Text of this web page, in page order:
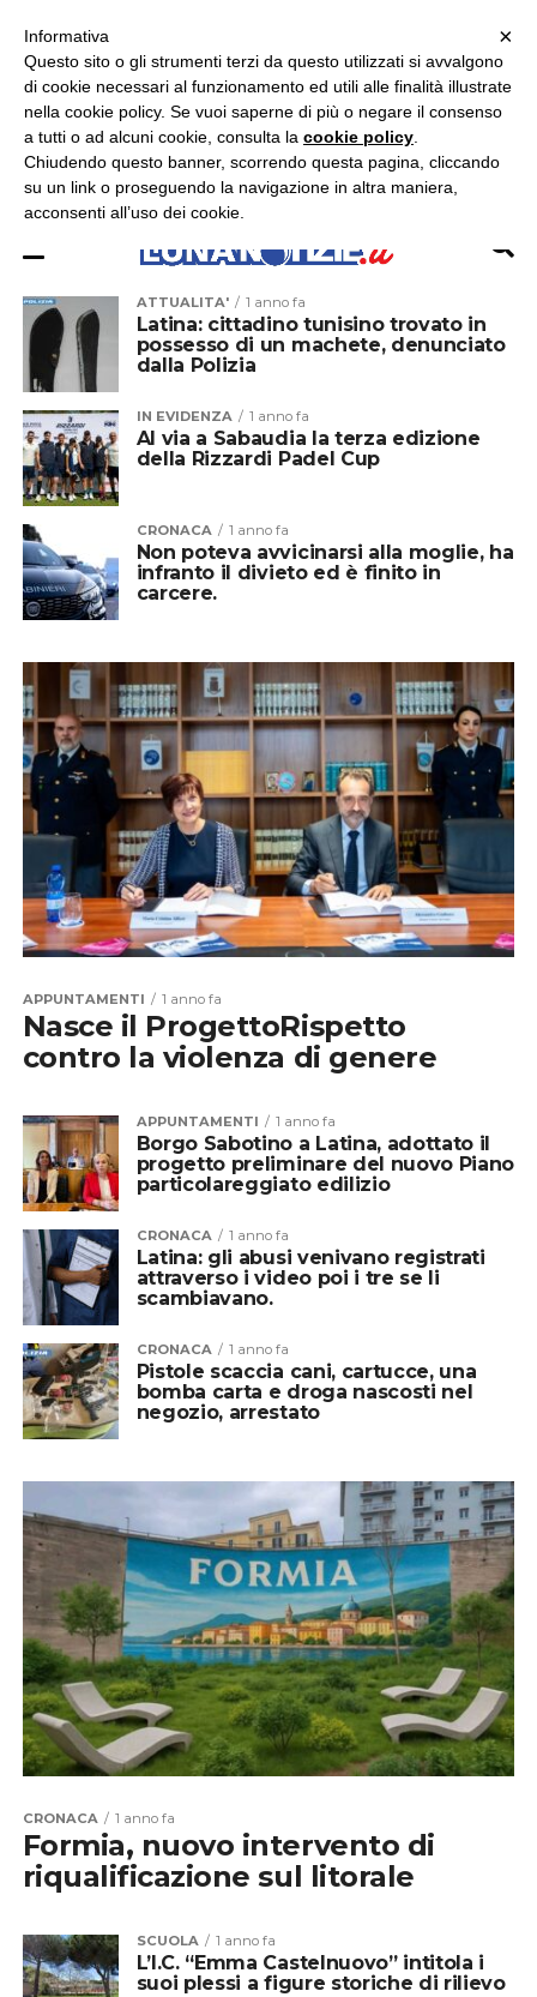
ASCOLTA RADIO LUNA
ATTUALITA' 1 anno fa
Latina: cittadino tunisino trovato in
possesso di un machete, denunciato
dalla Polizia
IN EVIDENZA 1 anno fa
Al via a Sabaudia la terza edizione
della Rizzardi Padel Cup
CRONACA 1 anno fa
Non poteva avvicinarsi alla moglie, ha
infranto il divieto ed è finito in
carcere.
APPUNTAMENTI 1 anno fa
Nasce il ProgettoRispetto
contro la violenza di genere
APPUNTAMENTI 1 anno fa
Borgo Sabotino a Latina, adottato il
progetto preliminare del nuovo Piano
particolareggiato edilizio
CRONACA 1 anno fa
Latina: gli abusi venivano registrati
attraverso i video poi i tre se li
scambiavano.
CRONACA 1 anno fa
Pistole scaccia cani, cartucce, una
bomba carta e droga nascosti nel
negozio, arrestato
CRONACA 1 anno fa
Formia, nuovo intervento di
riqualificazione sul litorale
SCUOLA 1 anno fa
L’I.C. “Emma Castelnuovo” intitola i
suoi plessi a figure storiche di rilievo
×
×
Informativa
Questo sito o gli strumenti terzi da questo utilizzati si avvalgono
di cookie necessari al funzionamento ed utili alle finalità illustrate
nella cookie policy. Se vuoi saperne di più o negare il consenso
a tutti o ad alcuni cookie, consulta la cookie policy
Chiudendo questo banner, scorrendo questa pagina, cliccando
su un link o proseguendo la navigazione in altra maniera,
acconsenti all’uso dei cookie.